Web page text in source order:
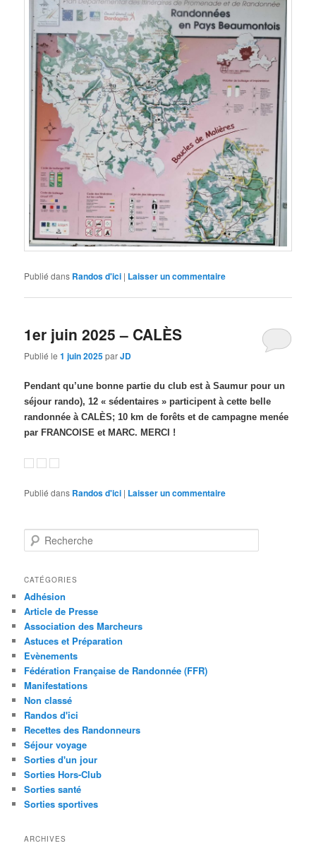
Publié dans Randos d'ici | Laisser un commentaire
1er juin 2025 – CALÈS
Publié le1 juin 2025parJD
Pendant qu’une bonne partie du club est à Saumur pour un
séjour rando), 12 « sédentaires » participent à cette belle
randonnée à CALÈS; 10 km de forêts et de campagne menée
par FRANCOISE et MARC. MERCI !
Publié dans Randos d'ici | Laisser un commentaire
e
h
r
c
h
e
CATÉGORIES
Adhésion
Article de Presse
Association des Marcheurs
Astuces et Préparation
Evènements
Fédération Française de Randonnée (FFR)
Manifestations
Non classé
Randos d'ici
Recettes des Randonneurs
Séjour voyage
Sorties d'un jour
Sorties Hors-Club
Sorties santé
Sorties sportives
ARCHIVES